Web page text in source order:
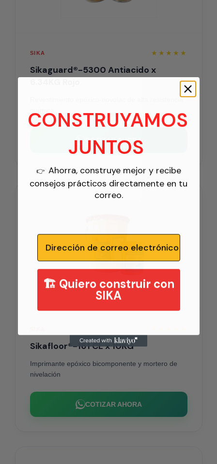
SIKA ★★★★★
Sikaguard®-5300 Antiacido x
Revestimiento epóxico-novolac de alta resistencia
COTIZAR AHORA
Sikafloor®-161 CL x 10KG
Imprimante epóxico bicomponente y mortero de
nivelación
COTIZAR AHORA
CONSTRUYAMOS
JUNTOS
👉 Ahorra, construye mejor y recibe
consejos prácticos directamente en tu
correo.
Email
🏗️ Quiero construir con
SIKA